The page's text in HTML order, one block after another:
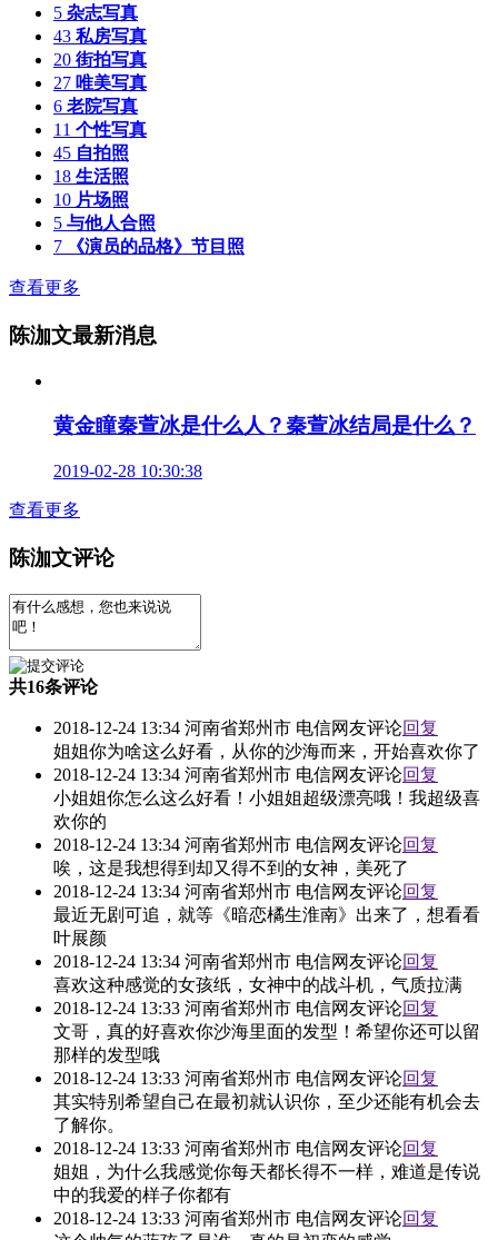
5 杂志写真
43 私房写真
20 街拍写真
27 唯美写真
6 老院写真
11 个性写真
45 自拍照
18 生活照
10 片场照
5 与他人合照
7
《演员的品格》节目照
查看更多
陈泇文最新消息
黄金瞳秦萱冰是什么人？秦萱冰结局是什么？
2019-02-28 10:30:38
查看更多
陈泇文评论
共16条评论
2018-12-24 13:34 河南省郑州市 电信网友评论回复
姐姐你为啥这么好看，从你的沙海而来，开始喜欢你了
2018-12-24 13:34 河南省郑州市 电信网友评论回复
小姐姐你怎么这么好看！小姐姐超级漂亮哦！我超级喜
欢你的
2018-12-24 13:34 河南省郑州市 电信网友评论回复
唉，这是我想得到却又得不到的女神，美死了
2018-12-24 13:34 河南省郑州市 电信网友评论回复
最近无剧可追，就等《暗恋橘生淮南》出来了，想看看
叶展颜
2018-12-24 13:34 河南省郑州市 电信网友评论回复
喜欢这种感觉的女孩纸，女神中的战斗机，气质拉满
2018-12-24 13:33 河南省郑州市 电信网友评论回复
文哥，真的好喜欢你沙海里面的发型！希望你还可以留
那样的发型哦
2018-12-24 13:33 河南省郑州市 电信网友评论回复
其实特别希望自己在最初就认识你，至少还能有机会去
了解你。
2018-12-24 13:33 河南省郑州市 电信网友评论回复
姐姐，为什么我感觉你每天都长得不一样，难道是传说
中的我爱的样子你都有
2018-12-24 13:33 河南省郑州市 电信网友评论回复